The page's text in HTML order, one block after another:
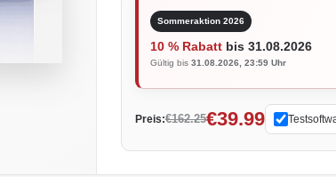
Sommeraktion 2026
10 % Rabatt bis 31.08.2026
Gültig bis 31.08.2026, 23:59 Uhr
Preis:€162.25€39.99